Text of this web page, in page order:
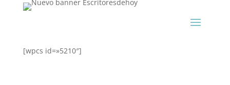
[wpcs id=»5210″]